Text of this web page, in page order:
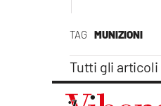
TAG MUNIZIONI
Tutti gli articoli